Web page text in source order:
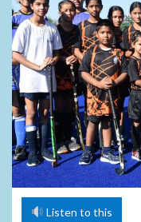
Listen to this